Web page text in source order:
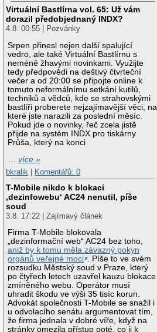
Virtuální Bastlírna vol. 65: Už vám
dorazil předobjednaný INDX?
4.8. 00:55 | Pozvánky
Srpen přinesl nejen další spalující
vedro, ale také Virtuální Bastlírnu s
neméně žhavými novinkami. Využijte
tedy předpovědi na deštivý čtvrteční
večer a od 20:00 se připojte online k
tomuto neformálnímu setkání kutilů,
techniků a vědců, kde se strahovskými
bastlíři proberete nejzajímavější věci, na
které jste narazili za poslední měsíc.
Pokud jde o novinky, řeč zcela jistě
přijde na systém INDX pro tiskárny
Průša, který na konci
…více »
bkralik
Komentářů: 0
T-Mobile nikdo k blokaci
‚dezinfowebu‘ AC24 nenutil, píše
soud
3.8. 17:22 | Zajímavý článek
Firma T-Mobile blokovala
„dezinformační web“ AC24 bez toho,
aniž by k tomu měla závazný pokyn
orgánů veřejné moci . Píše to ve svém
rozsudku Městský soud v Praze, který
po čtyřech letech uzavřel kauzu blokace
zmíněného webu. Operátor musí
uhradit škodu ve výši 35 tisíc korun.
Advokát společnosti T-Mobile se snažil i
u odvolacího senátu argumentovat tím,
že firma jednala v dobré víře, když na
stránky omezila přístup poté, co ji k